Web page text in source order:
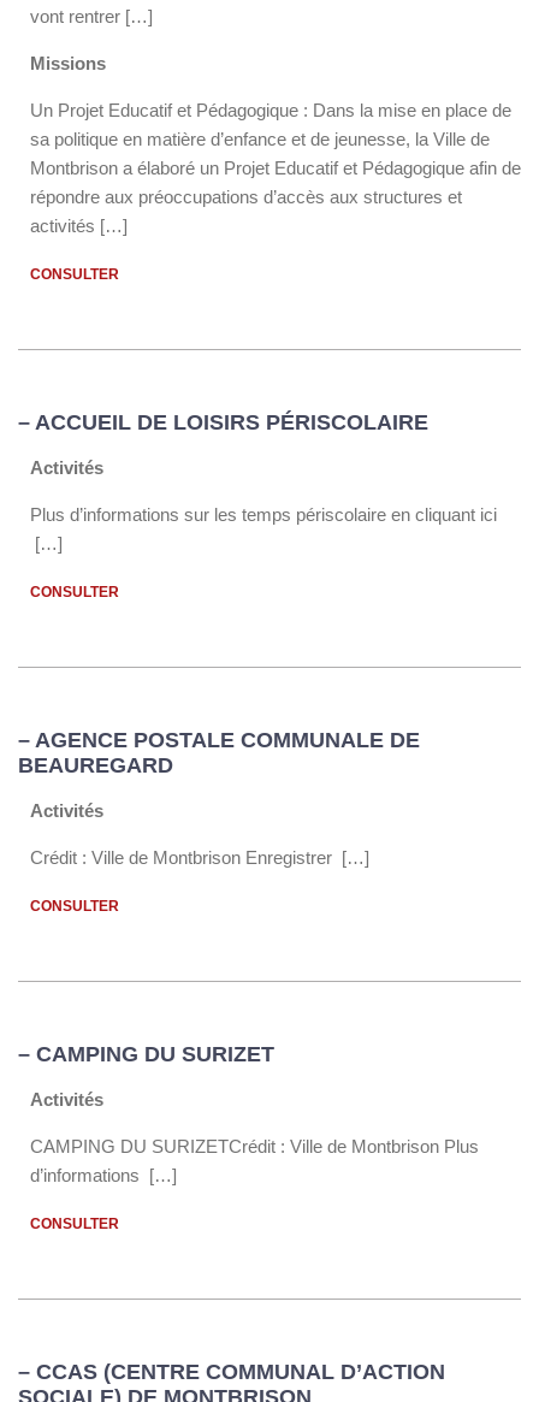
vont rentrer […]
Missions
Un Projet Educatif et Pédagogique : Dans la mise en place de
sa politique en matière d’enfance et de jeunesse, la Ville de
Montbrison a élaboré un Projet Educatif et Pédagogique afin de
répondre aux préoccupations d’accès aux structures et
activités […]
CONSULTER
– ACCUEIL DE LOISIRS PÉRISCOLAIRE
Activités
Plus d’informations sur les temps périscolaire en cliquant ici
[…]
CONSULTER
– AGENCE POSTALE COMMUNALE DE
BEAUREGARD
Activités
Crédit : Ville de Montbrison Enregistrer […]
CONSULTER
– CAMPING DU SURIZET
Activités
CAMPING DU SURIZETCrédit : Ville de Montbrison Plus
d’informations […]
CONSULTER
– CCAS (CENTRE COMMUNAL D’ACTION